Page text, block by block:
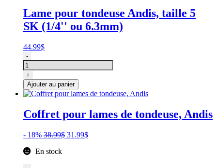
Andis
439g
Lame pour tondeuse Andis, taille 5
SK (1/4'' ou 6.3mm)
44.99$
quantité
de
Lame
pour
tondeuse
Andis,
5
(1/4''
6.3mm)
-
+
Ajouter au panier
Coffret pour lames de tondeuse, Andis
- 18% 38.99$ Le
31.99$Le
En stock